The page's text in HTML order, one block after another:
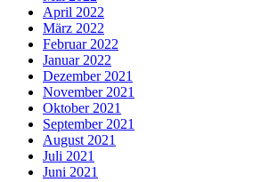
April 2022
März 2022
Februar 2022
Januar 2022
Dezember 2021
November 2021
Oktober 2021
September 2021
August 2021
Juli 2021
Juni 2021